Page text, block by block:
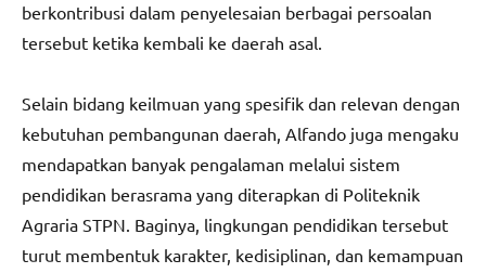
berkontribusi dalam penyelesaian berbagai persoalan
tersebut ketika kembali ke daerah asal.
Selain bidang keilmuan yang spesifik dan relevan dengan
kebutuhan pembangunan daerah, Alfando juga mengaku
mendapatkan banyak pengalaman melalui sistem
pendidikan berasrama yang diterapkan di Politeknik
Agraria STPN. Baginya, lingkungan pendidikan tersebut
turut membentuk karakter, kedisiplinan, dan kemampuan